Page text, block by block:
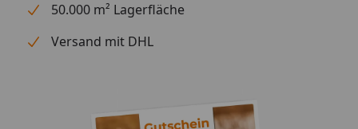
50.000 m² Lagerfläche
Versand mit DHL